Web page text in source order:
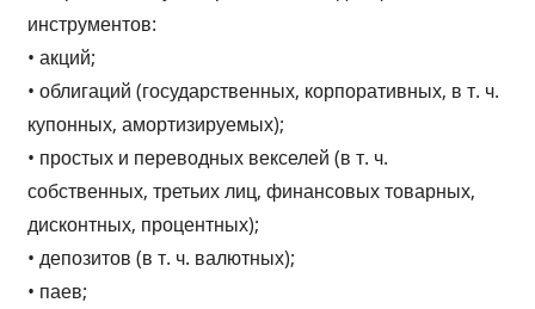
инструментов:
• акций;
• облигаций (государственных, корпоративных, в т. ч.
купонных, амортизируемых);
• простых и переводных векселей (в т. ч.
собственных, третьих лиц, финансовых товарных,
дисконтных, процентных);
• депозитов (в т. ч. валютных);
• паев;